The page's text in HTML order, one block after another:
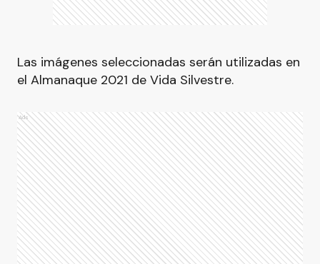
Las imágenes seleccionadas serán utilizadas en
el Almanaque 2021 de Vida Silvestre.
Ads